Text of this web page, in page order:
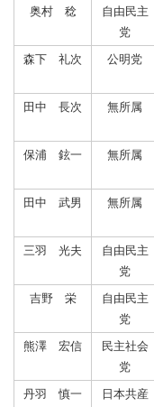
奥村 稔
自由民主
党
森下 礼次
公明党
田中 長次
無所属
保浦 鉉一
無所属
田中 武男
無所属
三羽 光夫
自由民主
党
吉野 栄
自由民主
党
熊澤 宏信
民主社会
党
丹羽 慎一
日本共産